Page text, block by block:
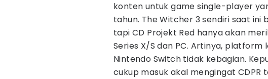
konten untuk game single-player
tahun. The Witcher 3 sendiri saat
tapi CD Projekt Red hanya akan
Series X/S dan PC. Artinya, platform
Nintendo Switch tidak kebagian.
cukup masuk akal mengingat